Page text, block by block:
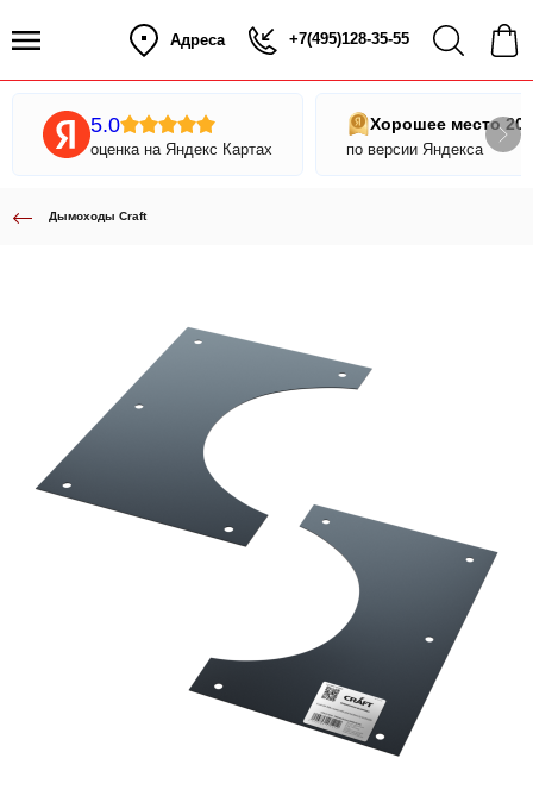
Адреса +7(495)128-35-55
5.0
оценка на Яндекс Картах
Хорошее место
по версии Яндекса
Дымоходы Craft